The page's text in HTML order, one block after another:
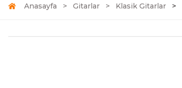
Anasayfa Gitarlar Klasik Gitarlar